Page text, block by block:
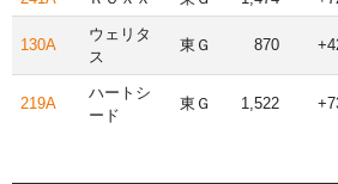
130A
ウェリタ
ス
東Ｇ 870
219A
ハートシ
ード
東Ｇ 1,522